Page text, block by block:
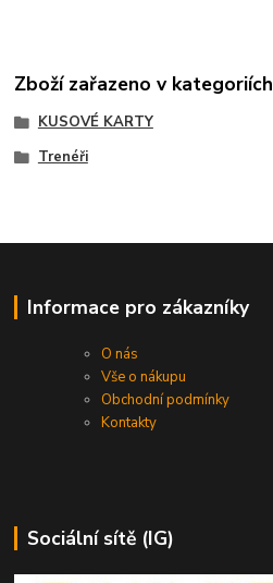
Zboží zařazeno v kategoriích
KUSOVÉ KARTY
Trenéři
Informace pro zákazníky
O nás
Vše o nákupu
Obchodní podmínky
Kontakty
Sociální sítě (IG)